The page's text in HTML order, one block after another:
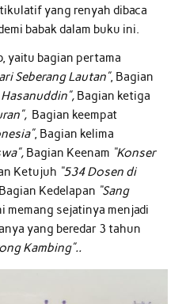
yang renyah dibaca
babak dalam buku ini.
yaitu bagian pertama
Seberang Lautan”, Bagian
Bagian ketiga
Bagian keempat
, Bagian kelima
Bagian Keenam “Konser
Ketujuh “534 Dosen di
Kedelapan “Sang
memang sejatinya menjadi
yang beredar 3 tahun
Kambing”..